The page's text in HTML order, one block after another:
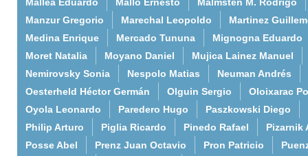
Manzur Gregorio
Marechal Leopoldo
Martinez
Medina Enrique
Mercado Tununa
Mignogna Eduardo
Moret Natalia
Moyano Daniel
Mujica Lainez Manuel
Nemirovsky Sonia
Nespolo Matias
Neuman Andrés
Oesterheld Héctor Germán
Olguin Sergio
Oloixarac
Oyola Leonardo
Paredero Hugo
Paszkowski Diego
Philip Arturo
Piglia Ricardo Pinedo Rafael
Pizarnik
Posse Abel
Prenz Juan Octavio Pron Patricio